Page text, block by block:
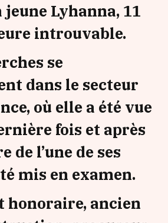
jeune Lyhanna, 11
introuvable.
se
dans le secteur
où elle a été vue
fois et après
de l’une de ses
mis en examen.
honoraire, ancien